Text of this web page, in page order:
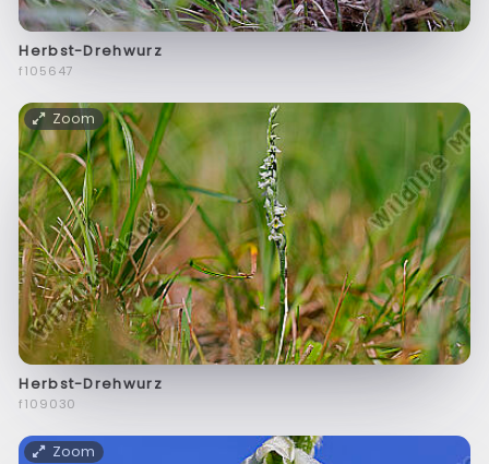
Herbst-Drehwurz
f105647
Zoom
Herbst-Drehwurz
f109030
Zoom